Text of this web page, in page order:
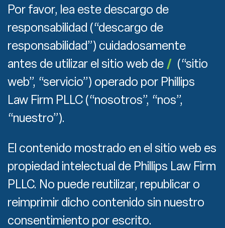
Por favor, lea este descargo de
responsabilidad (“descargo de
responsabilidad”) cuidadosamente
antes de utilizar el sitio web de / (“sitio
web”, “servicio”) operado por Phillips
Law Firm PLLC (“nosotros”, “nos”,
“nuestro”).
El contenido mostrado en el sitio web es
propiedad intelectual de Phillips Law Firm
PLLC. No puede reutilizar, republicar o
reimprimir dicho contenido sin nuestro
consentimiento por escrito.